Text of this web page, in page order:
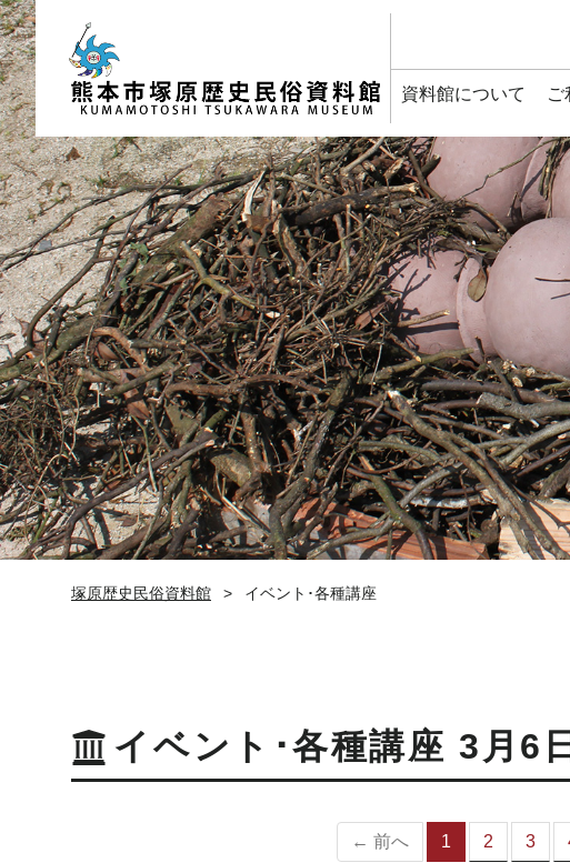
資料館について ご
塚原歴史民俗資料館 イベント･各種講座
イベント･各種講座 3月6
← 前へ 1
（こ
2 3